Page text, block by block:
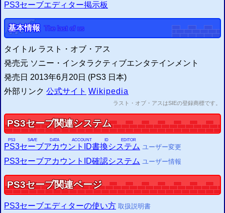
PS3セーブエディター掲示板
基本情報 The last of us
タイトル ラスト・オブ・アス
発売元 ソニー・インタラクティブエンタテインメント
発売日 2013年6月20日 (PS3 日本)
外部リンク 公式サイト Wikipedia
ラスト・オブ・アスはSIEの登録商標です。
PS3セーブ関連システム
PS3セーブアカウントID書換システム
PS3 SAVE DATA ACCOUNT ID EDITOR
ユーザー変更
PS3セーブアカウントID確認システム ユーザー情報
PS3セーブ関連ページ
PS3セーブエディターの使い方 取扱説明書